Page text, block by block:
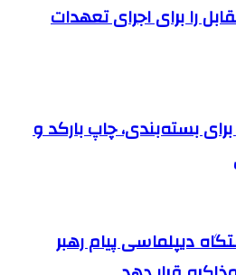
را برای اجرای تعهدات
بسته‌بندی، چاپ بارکد و
دیپلماسی پیام رهبر